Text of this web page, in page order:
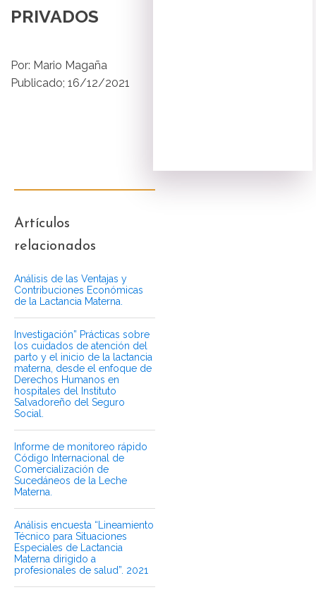
PRIVADOS
Por: Mario Magaña
Publicado; 16/12/2021
Artículos
relacionados
Análisis de las Ventajas y
Contribuciones Económicas
de la Lactancia Materna.
Investigación” Prácticas sobre
los cuidados de atención del
parto y el inicio de la lactancia
materna, desde el enfoque de
Derechos Humanos en
hospitales del Instituto
Salvadoreño del Seguro
Social.
Informe de monitoreo rápido
Código Internacional de
Comercialización de
Sucedáneos de la Leche
Materna.
Análisis encuesta “Lineamiento
Técnico para Situaciones
Especiales de Lactancia
Materna dirigido a
profesionales de salud”. 2021